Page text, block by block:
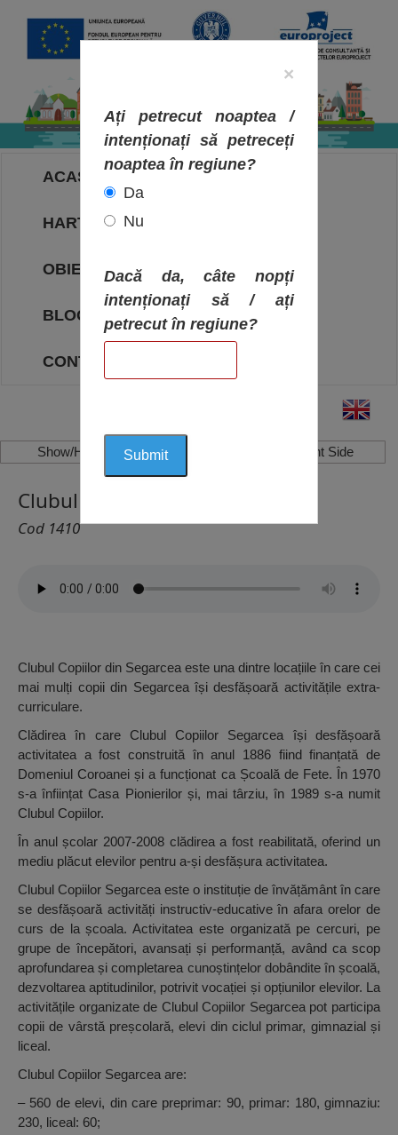
ACASA
HARTA OBIECTIVELOR
OBIECTIVE
BLOG
CONTACT
Show/Hide Left Side Show/Hide Right Side
Clubul Copiilor, Segarcea
Cod 1410
Clubul Copiilor din Segarcea este una dintre locațiile în care cei
mai mulți copii din Segarcea își desfășoară activitățile extra-
curriculare.
Clădirea în care Clubul Copiilor Segarcea își desfășoară
activitatea a fost construită în anul 1886 fiind finanțată de
Domeniul Coroanei și a funcționat ca Școală de Fete. În 1970
s-a înființat Casa Pionierilor și, mai târziu, în 1989 s-a numit
Clubul Copiilor.
În anul școlar 2007-2008 clădirea a fost reabilitată, oferind un
mediu plăcut elevilor pentru a-și desfășura activitatea.
Clubul Copiilor Segarcea este o instituție de învățământ în care
se desfășoară activități instructiv-educative în afara orelor de
curs de la școala. Activitatea este organizată pe cercuri, pe
grupe de începători, avansați și performanță, având ca scop
aprofundarea și completarea cunoștințelor dobândite în școală,
dezvoltarea aptitudinilor, potrivit vocației și opțiunilor elevilor. La
activitățile organizate de Clubul Copiilor Segarcea pot participa
copii de vârstă preșcolară, elevi din ciclul primar, gimnazial și
liceal.
Clubul Copiilor Segarcea are:
– 560 de elevi, din care preprimar: 90, primar: 180, gimnaziu:
230, liceal: 60;
×
Ați petrecut noaptea /
intenționați să petreceți
noaptea în regiune?
Da
Nu
Dacă da, câte nopți
intenționați să / ați
petrecut în regiune?